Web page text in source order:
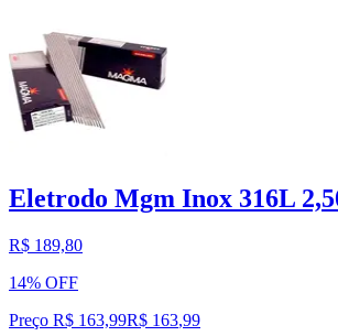
Eletrodo Mgm Inox 316L
R$ 189,80
14% OFF
Preço R$ 163,99R$ 163,99